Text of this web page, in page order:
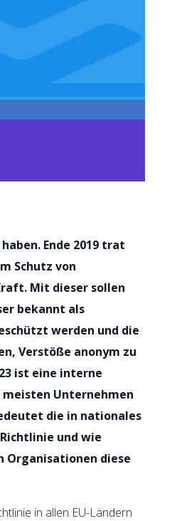
Ende 2019 trat
Schutz von
Mit dieser sollen
bekannt als
werden und die
Verstöße anonym zu
ist eine interne
Unternehmen
die in nationales
und wie
Organisationen diese
in allen EU-Ländern